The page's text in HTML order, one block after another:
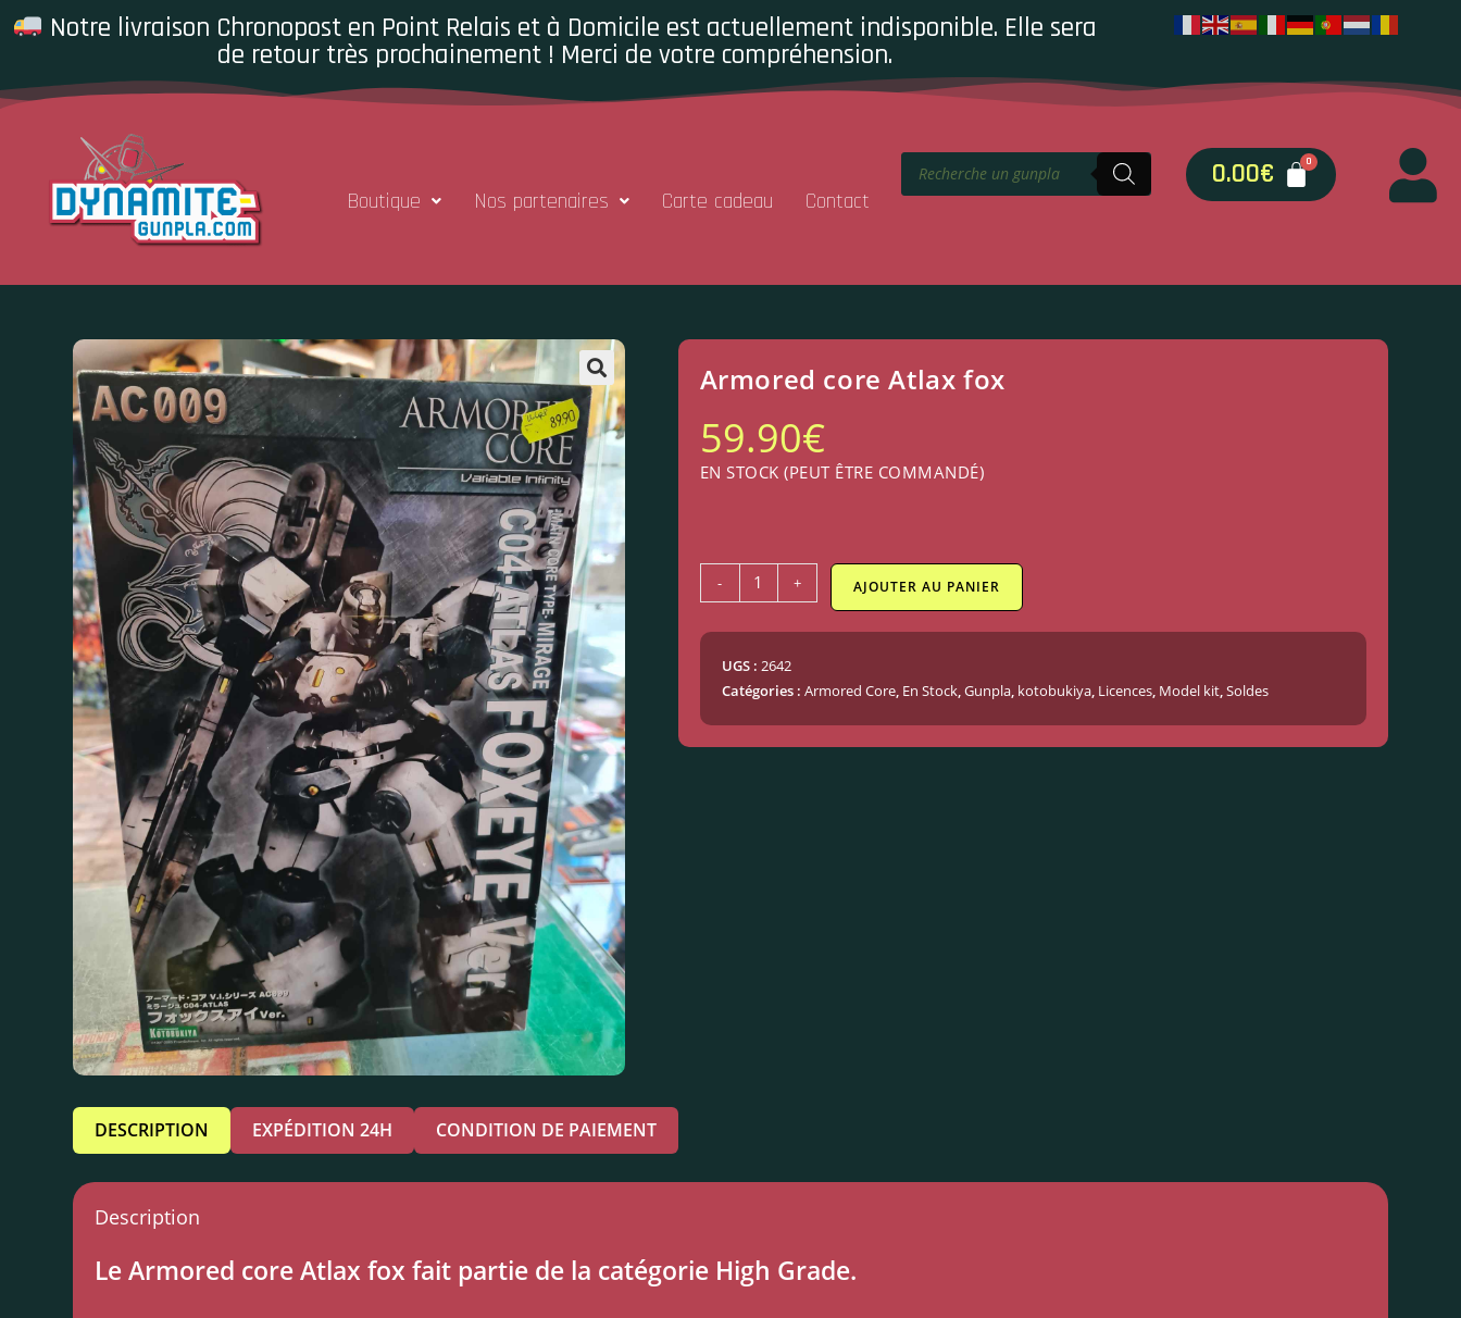
Notre livraison Chronopost en Point Relais et à Domicile est actuellement indisponible. Elle sera
de retour très prochainement ! Merci de votre compréhension.
Boutique Nos partenaires Carte cadeau Contact
0.00€
Armored core Atlax fox
59.90€
EN STOCK (PEUT ÊTRE COMMANDÉ)
- + AJOUTER AU PANIER
UGS : 2642
Catégories : Armored Core, En Stock, Gunpla, kotobukiya, Licences, Model kit, Soldes
DESCRIPTION EXPÉDITION 24H CONDITION DE PAIEMENT
Description
Le Armored core Atlax fox fait partie de la catégorie High Grade.